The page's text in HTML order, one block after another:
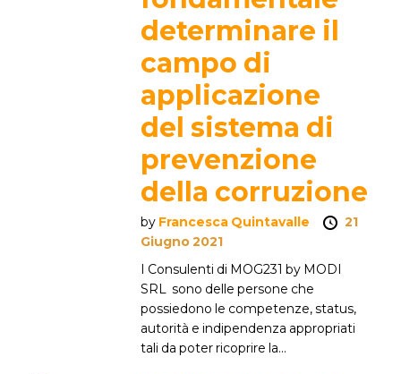
determinare il
campo di
applicazione
del sistema di
prevenzione
della corruzione
by Francesca Quintavalle
21
Giugno 2021
I Consulenti di MOG231 by MODI
SRL sono delle persone che
possiedono le competenze, status,
autorità e indipendenza appropriati
tali da poter ricoprire la...